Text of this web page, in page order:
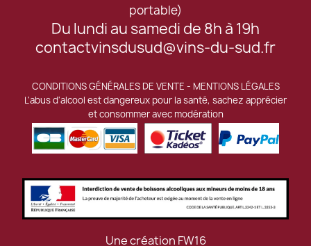
portable)
Du lundi au samedi de 8h à 19h
contactvinsdusud@vins-du-sud.fr
CONDITIONS GÉNÉRALES DE VENTE - MENTIONS LÉGALES
L'abus d'alcool est dangereux pour la santé, sachez apprécier
et consommer avec modération
Une création FW16